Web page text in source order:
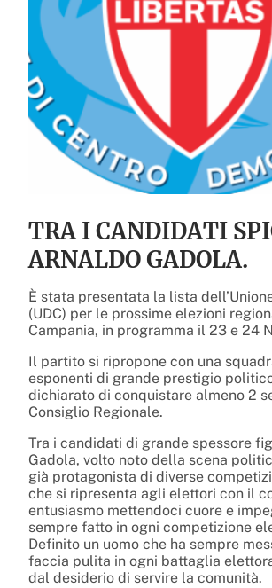
TRA I CANDIDATI
ARNALDO GADOLA.
È stata presentata la lista
(UDC) per le prossime elezioni
Campania, in programma il 23 e 24
Il partito si ripropone con una
esponenti di grande prestigio
dichiarato di conquistare almeno 2
Consiglio Regionale.
Tra i candidati di grande spessore
Gadola, volto noto della scena
già protagonista di diverse
che si ripresenta agli elettori con il
entusiasmo mettendoci cuore e
sempre fatto in ogni competizione
Definito un uomo che ha sempre
faccia pulita in ogni battaglia
dal desiderio di servire la comunità.